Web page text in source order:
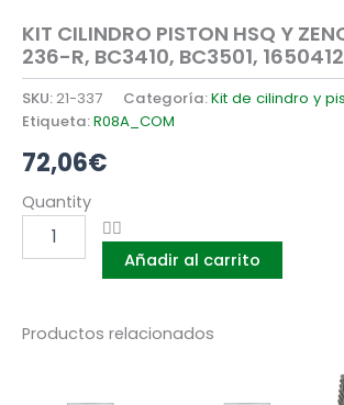
KIT CILINDRO PISTON HSQ Y
236-R, BC3410, BC3501,
SKU:21-337 Categoría:Kit de cilindro y
Etiqueta:R08A_COM
72,06€
Quantity
KIT
CILINDRO
PISTON
HSQ
36
Añadir al carrito
Productos relacionados